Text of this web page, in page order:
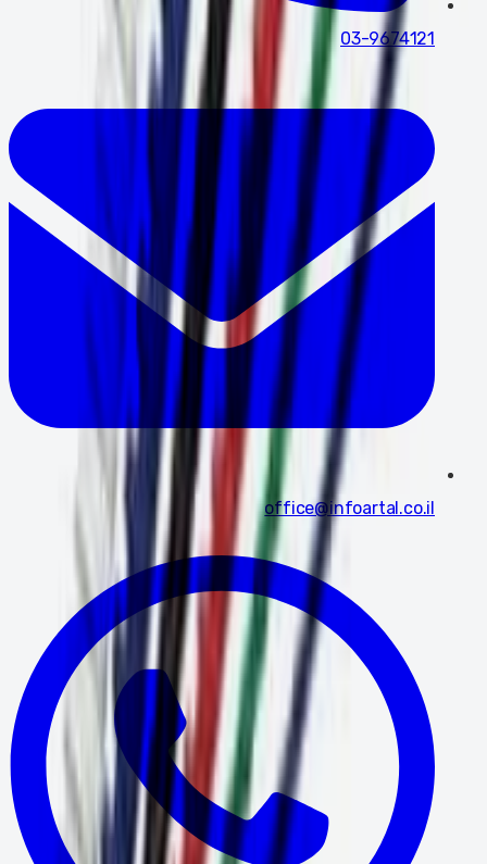
03-9674121
office@infoartal.co.il